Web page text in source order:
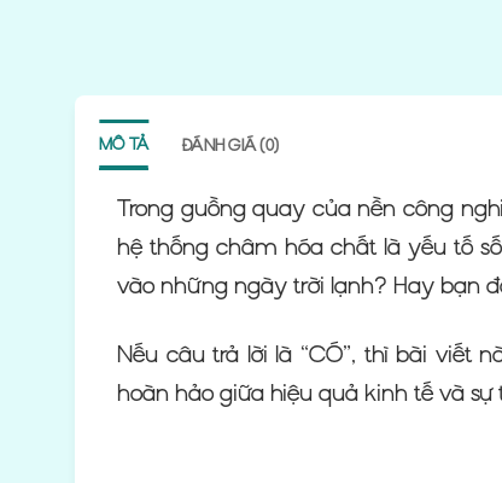
MÔ TẢ ĐÁNH GIÁ (0)
Trong guồng quay của nền công
hệ thống châm hóa chất là yếu tố
vào những ngày trời lạnh? Hay bạn
Nếu câu trả lời là “CÓ”, thì bài viết
hoàn hảo giữa hiệu quả kinh tế và